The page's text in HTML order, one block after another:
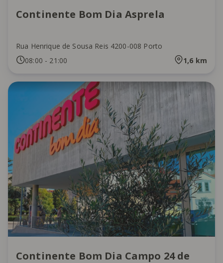
Continente Bom Dia Asprela
Rua Henrique de Sousa Reis 4200-008 Porto
08:00 - 21:00 1,6 km
Continente Bom Dia Campo 24 de